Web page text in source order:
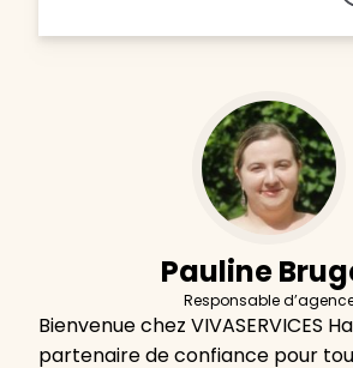
Pauline
Responsable
Bienvenue chez VIVASERVICES
partenaire de confiance pour